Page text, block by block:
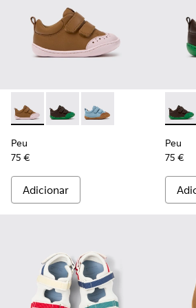
Peu - K800708-003 - Sapatos de
Peu - K800708-004 -
Peu - K800708-002
Peu
75 €
Adicionar
Peu
Peu
75 €